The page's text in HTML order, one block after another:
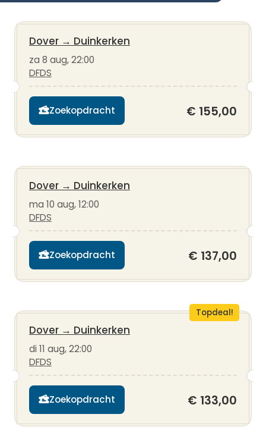
Dover → Duinkerken
za 8 aug, 22:00
DFDS
Zoekopdracht € 155,00
Dover → Duinkerken
ma 10 aug, 12:00
DFDS
Zoekopdracht € 137,00
Topdeal!
Dover → Duinkerken
di 11 aug, 22:00
DFDS
Zoekopdracht € 133,00